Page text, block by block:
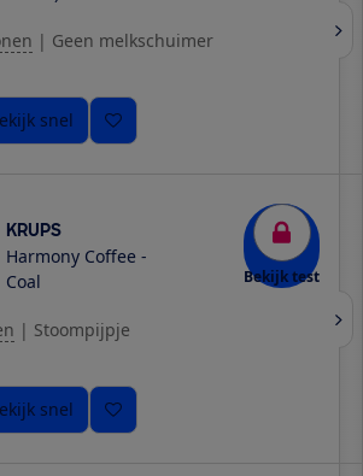
| Geen melkschuimer
snel
KRUPS
Harmony Coffee -
Coal
Bekijk test
| Stoompijpje
snel